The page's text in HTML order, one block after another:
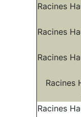
Racines
Racines
Racines
Racines
Racines